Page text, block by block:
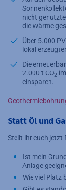
nicht
die Wärme
Über 5.000
lokal
Die
2.000 t CO2
einsparen.
Statt Öl und
Stellt ihr euch jetzt
Ist mein
Anlage
Wie viel Platz